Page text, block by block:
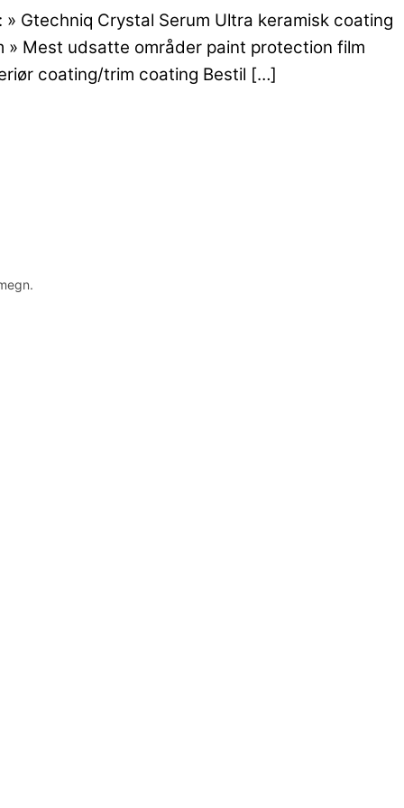
Gtechniq Crystal Serum Ultra keramisk coating
» Mest udsatte områder paint protection film
coating/trim coating Bestil […]